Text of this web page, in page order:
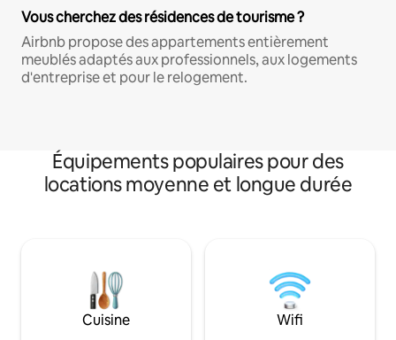
Vous cherchez des résidences de tourisme ?
Airbnb propose des appartements entièrement
meublés adaptés aux professionnels, aux logements
d'entreprise et pour le relogement.
Équipements populaires pour des
locations moyenne et longue durée
Cuisine Wifi